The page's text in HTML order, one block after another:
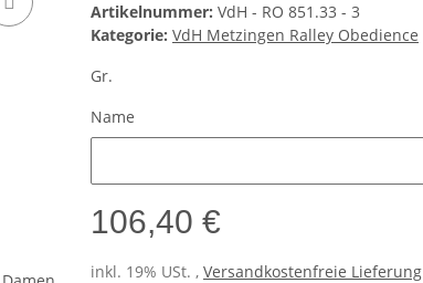
Artikelnummer: VdH - RO 851.33 - 3
Kategorie: VdH Metzingen Ralley Obedience
Gr.
Name
106,40 €
inkl. 19% USt. , Versandkostenfreie Lieferung